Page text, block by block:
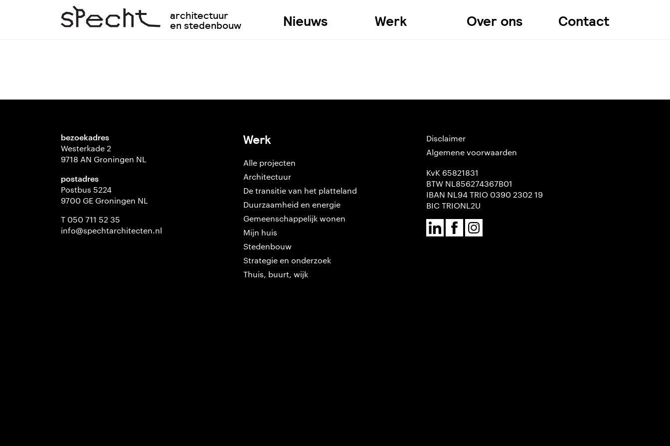
architectuur
en stedenbouw Nieuws Werk Over ons Contact
bezoekadres
Westerkade 2
9718 AN Groningen NL
postadres
Postbus 5224
9700 GE Groningen NL
T 050 711 52 35
info@spechtarchitecten.nl
Werk
Alle projecten
Architectuur
De transitie van het platteland
Duurzaamheid en energie
Gemeenschappelijk wonen
Mijn huis
Stedenbouw
Strategie en onderzoek
Thuis, buurt, wijk
Disclaimer
Algemene voorwaarden
KvK 65821831
BTW NL856274367B01
IBAN NL94 TRIO 0390 2302 19
BIC TRIONL2U